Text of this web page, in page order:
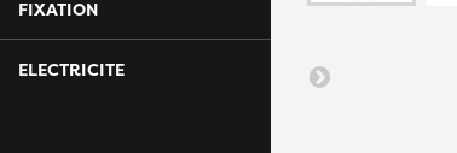
FIXATION
ELECTRICITE